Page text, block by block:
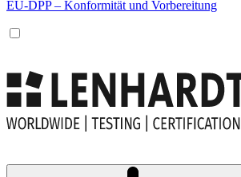
EU-DPP – Konformität und Vorbereitung